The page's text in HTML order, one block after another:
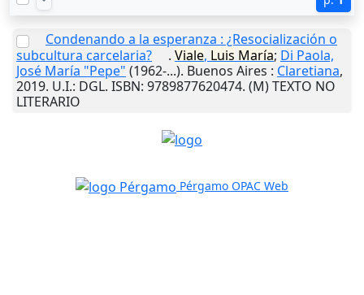
Condenando a la esperanza : ¿Resocialización o
subcultura carcelaria?
. Viale, Luis María; Di Paola,
José María "Pepe" (1962-...). Buenos Aires : Claretiana,
2019. U.I.: DGL. ISBN: 9789877620474. (M) TEXTO NO
LITERARIO
Pérgamo OPAC Web